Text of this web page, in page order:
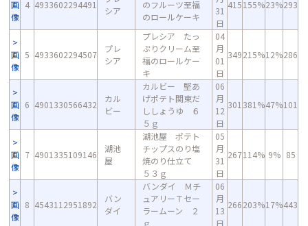
画
像
4 4933602294491
シア
のフルーツ至福
のロールケーキ
31
日
415155%23%293
画
像
5 4933602294507
プレ
シア
プレシア たっ
ぷりクリーム至
福のロールケー
キ
04
月
01
日
349215%12%286
画
像
6 4901330566432
カル
ビー
カルビー 堅あ
げポテト関東だ
ししょうゆ ６
５ｇ
06
月
12
日
301 381%47%101
画
像
7 4901335109146
湖池
屋
湖池屋 ポテト
チップスのり塩
焼のり仕立て
５３ｇ
05
月
31
日
267114% 9% 85
画
像
8 4543112951892
バン
ダイ
バンダイ Ｍチ
ュアリーＴセー
ラームーン ２
ｇ
06
月
13
日
266203%17%443